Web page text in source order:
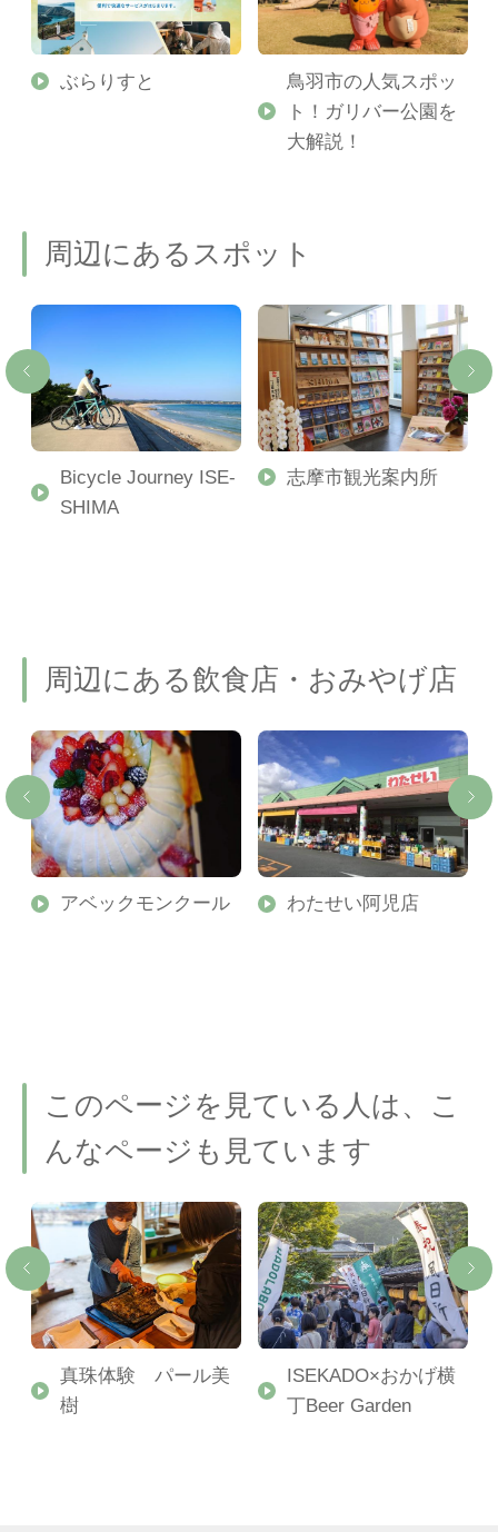
ぶらりすと
鳥羽市の人気スポッ
ト！ガリバー公園を
大解説！
周辺にあるスポット
Bicycle Journey ISE-
SHIMA
志摩市観光案内所
周辺にある飲食店・おみやげ店
アベックモンクール わたせい阿児店
このページを見ている人は、こ
んなページも見ています
真珠体験 パール美
樹
ISEKADO×おかげ横
丁Beer Garden